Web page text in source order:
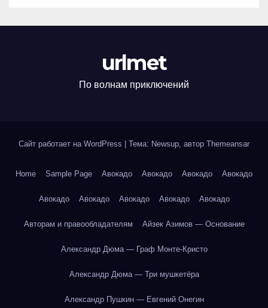
urlmet
По волнам приключений
Сайт работает на WordPress | Тема: Newsup, автор Themeansar
Home Sample Page Авокадо Авокадо Авокадо Авокадо
Авокадо Авокадо Авокадо Авокадо Авокадо
Авторам и правообладателям Айзек Азимов — Основание
Александр Дюма — Граф Монте-Кристо
Александр Дюма — Три мушкетёра
Александр Пушкин — Евгений Онегин